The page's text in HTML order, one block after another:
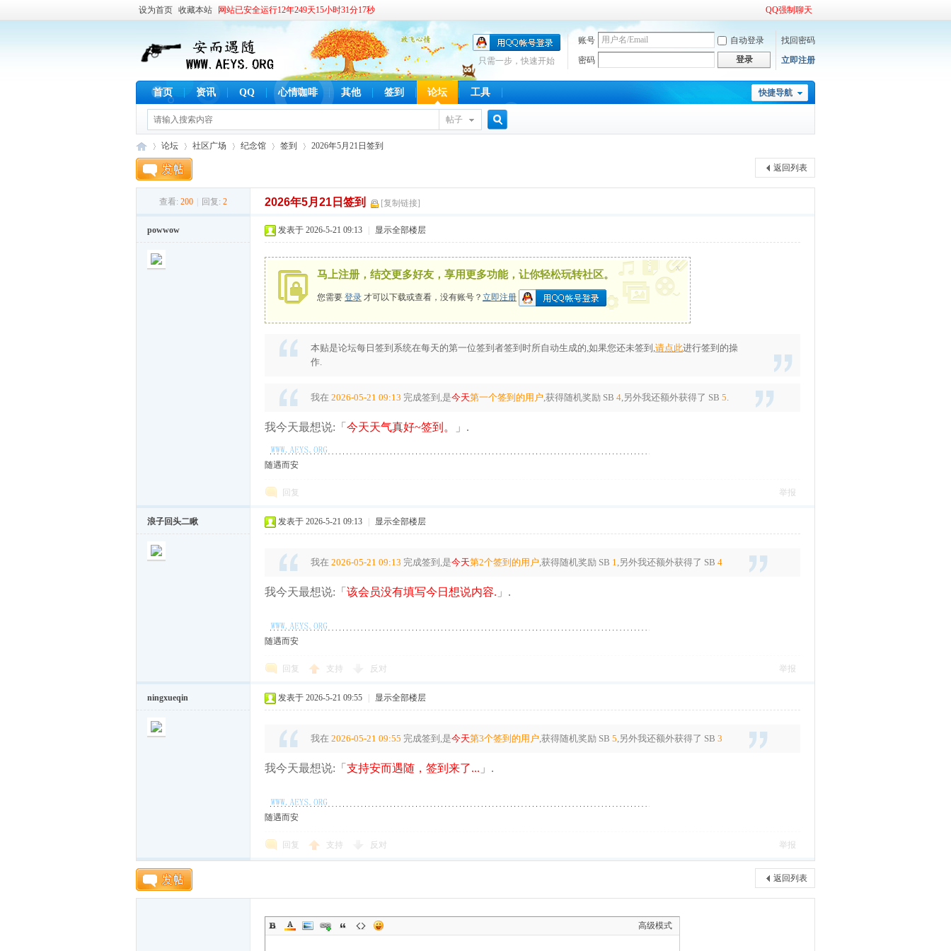
设为首页 收藏本站 网站已安全运行12年249天15小时31分17秒 QQ强制聊天
账号 自动登录
找回密码
密码
登录 立即注册
只需一步，快速开始
快捷导航
首页 资讯 QQ 心情咖啡 其他 签到 论坛 工具
帖子
论坛
›
社区广场
›
纪念馆
›
签到
›
2026年5月21日签到
返回列表
查看: 200 回复: 2 2026年5月21日签到 [复制链接]
powwow 发表于 2026-5-21 09:13 显示全部楼层
马上注册，结交更多好友，享用更多功能，让你轻松玩转社区。
您需要 登录 才可以下载或查看，没有账号？ 立即注册
x
本贴是论坛每日签到系统在每天的第一位签到者签到时所自动生成的,如果您还未签到,请点此进行签到的操
作.
我在 2026-05-21 09:13 完成签到,是今天第一个签到的用户,获得随机奖励 SB 4,另外我还额外获得了 SB 5.
我今天最想说:「 今天天气真好~签到。 」.
随遇而安
回复 举报
浪子回头二瞅 发表于 2026-5-21 09:13 显示全部楼层
我在 2026-05-21 09:13 完成签到,是今天第2个签到的用户,获得随机奖励 SB 1,另外我还额外获得了 SB 4
我今天最想说:「 该会员没有填写今日想说内容. 」.
随遇而安
回复 支持 反对 举报
ningxueqin 发表于 2026-5-21 09:55 显示全部楼层
我在 2026-05-21 09:55 完成签到,是今天第3个签到的用户,获得随机奖励 SB 5,另外我还额外获得了 SB 3
我今天最想说:「 支持安而遇随，签到来了... 」.
随遇而安
回复 支持 反对 举报
返回列表
高级模式